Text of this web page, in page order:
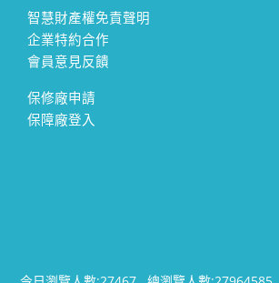
智慧財產權免責聲明
企業特約合作
會員意見反饋
保修廠申請
保障廠登入